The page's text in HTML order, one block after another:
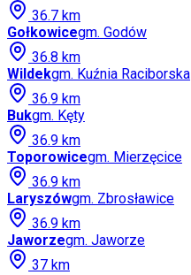
36.7 km
Gołkowicegm. Godów
36.8 km
Wildekgm. Kuźnia Raciborska
36.9 km
Bukgm. Kęty
36.9 km
Toporowicegm. Mierzęcice
36.9 km
Laryszówgm. Zbrosławice
36.9 km
Jaworzegm. Jaworze
37 km